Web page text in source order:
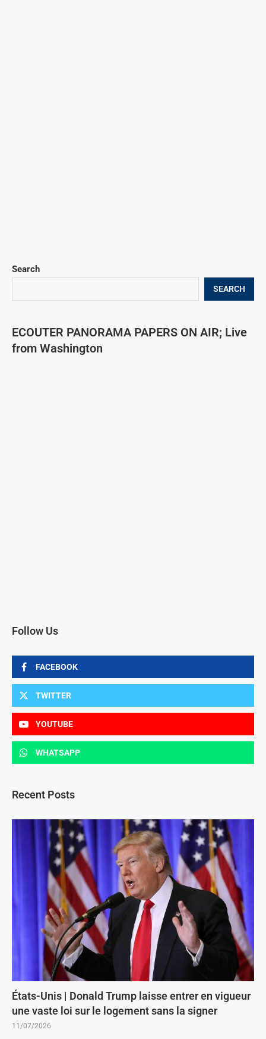
Search
SEARCH
ECOUTER PANORAMA PAPERS ON AIR; Live
from Washington
Follow Us
FACEBOOK
TWITTER
YOUTUBE
WHATSAPP
Recent Posts
États-Unis | Donald Trump laisse entrer en vigueur
une vaste loi sur le logement sans la signer
11/07/2026